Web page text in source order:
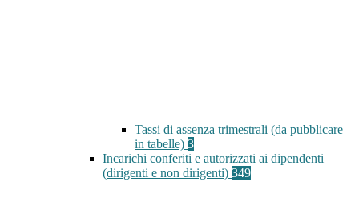
Tassi di assenza trimestrali (da pubblicare
in tabelle) 3
Incarichi conferiti e autorizzati ai dipendenti
(dirigenti e non dirigenti) 349